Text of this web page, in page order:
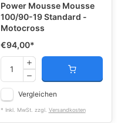
Power Mousse Mousse
100/90-19 Standard -
Motocross
€94,00*
Vergleichen
* Inkl. MwSt. zzgl. Versandkosten